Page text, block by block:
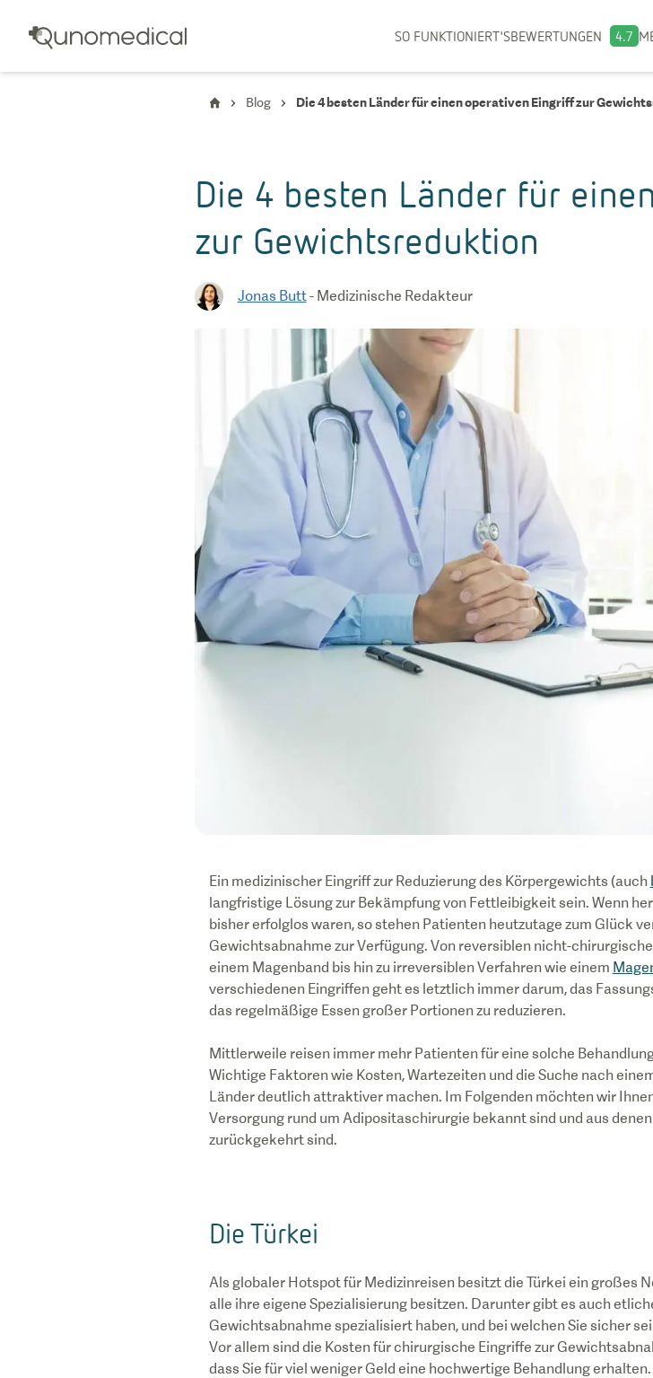
SO FUNKTIONIERT'SBEWERTUNGEN 4.7
Blog Die 4 besten Länder für einen operativen Eingriff zur
Die 4 besten Länder für
zur Gewichtsreduktion
Jonas Butt- Medizinische Redakteur
Ein medizinischer Eingriff zur Reduzierung des Körpergewichts (auch
langfristige Lösung zur Bekämpfung von Fettleibigkeit sein. Wenn
bisher erfolglos waren, so stehen Patienten heutzutage zum Glück
Gewichtsabnahme zur Verfügung. Von reversiblen nicht-
einem Magenband bis hin zu irreversiblen Verfahren wie einem
verschiedenen Eingriffen geht es letztlich immer darum, das
das regelmäßige Essen großer Portionen zu reduzieren.
Mittlerweile reisen immer mehr Patienten für eine solche
Wichtige Faktoren wie Kosten, Wartezeiten und die Suche nach
Länder deutlich attraktiver machen. Im Folgenden möchten wir
Versorgung rund um Adipositaschirurgie bekannt sind und aus
zurückgekehrt sind.
Die Türkei
Als globaler Hotspot für Medizinreisen besitzt die Türkei ein großes
alle ihre eigene Spezialisierung besitzen. Darunter gibt es auch
Gewichtsabnahme spezialisiert haben, und bei welchen Sie sicher
Vor allem sind die Kosten für chirurgische Eingriffe zur
dass Sie für viel weniger Geld eine hochwertige Behandlung erhalten.